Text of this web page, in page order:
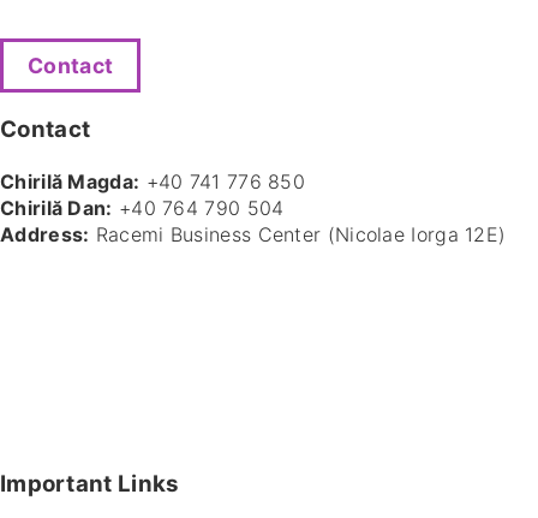
Contact
Contact
Chirilă Magda: +40 741 776 850
Chirilă Dan: +40 764 790 504
Address: Racemi Business Center (Nicolae Iorga 12E)
Important Links